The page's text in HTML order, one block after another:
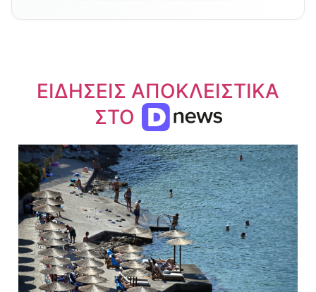
ΕΙΔΗΣΕΙΣ ΑΠΟΚΛΕΙΣΤΙΚΑ
ΣΤΟ